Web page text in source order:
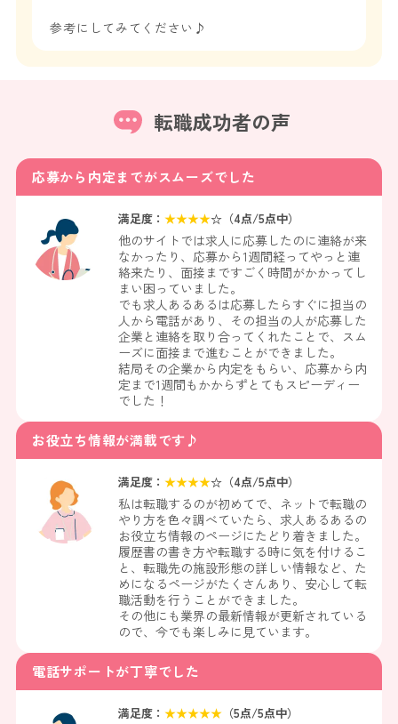
参考にしてみてください♪
転職成功者の声
応募から内定までがスムーズでした
満足度： ★★★★☆（4点/5点中）
他のサイトでは求人に応募したのに連絡が来
なかったり、応募から1週間経ってやっと連
絡来たり、面接まですごく時間がかかってし
まい困っていました。
でも求人あるあるは応募したらすぐに担当の
人から電話があり、その担当の人が応募した
企業と連絡を取り合ってくれたことで、スム
ーズに面接まで進むことができました。
結局その企業から内定をもらい、応募から内
定まで1週間もかからずとてもスピーディー
でした！
お役立ち情報が満載です♪
満足度： ★★★★☆（4点/5点中）
私は転職するのが初めてで、ネットで転職の
やり方を色々調べていたら、求人あるあるの
お役立ち情報のページにたどり着きました。
履歴書の書き方や転職する時に気を付けるこ
と、転職先の施設形態の詳しい情報など、た
めになるページがたくさんあり、安心して転
職活動を行うことができました。
その他にも業界の最新情報が更新されている
ので、今でも楽しみに見ています。
電話サポートが丁寧でした
満足度： ★★★★★（5点/5点中）